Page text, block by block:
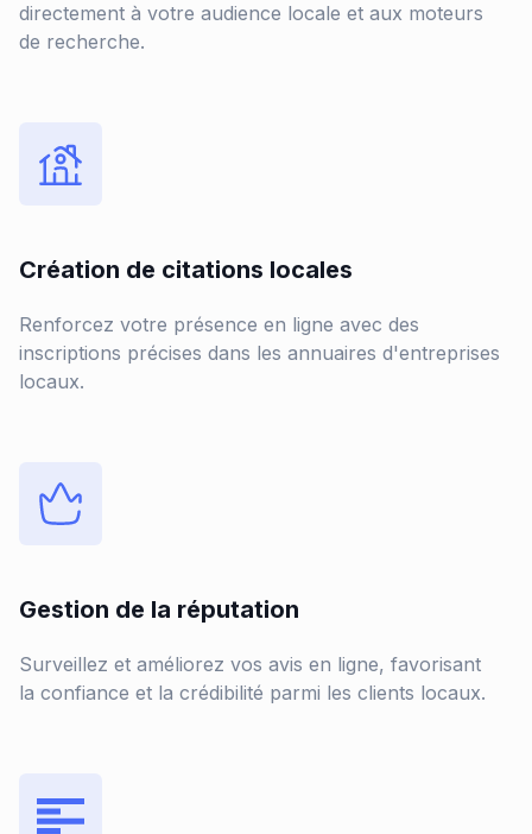
directement à votre audience locale et aux moteurs
de recherche.
Création de citations locales
Renforcez votre présence en ligne avec des
inscriptions précises dans les annuaires d'entreprises
locaux.
Gestion de la réputation
Surveillez et améliorez vos avis en ligne, favorisant
la confiance et la crédibilité parmi les clients locaux.